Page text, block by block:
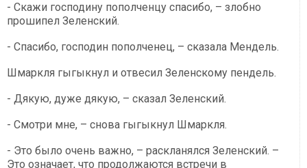
- Скажи господину пополченцу спасибо, – злобно
прошипел Зеленский.
- Спасибо, господин пополченец, – сказала Мендель.
Шмаркля гыгыкнул и отвесил Зеленскому пендель.
- Дякую, дуже дякую, – сказал Зеленский.
- Смотри мне, – снова гыгыкнул Шмаркля.
- Это было очень важно, – раскланялся Зеленский. –
Это означает, что продолжаются встречи в